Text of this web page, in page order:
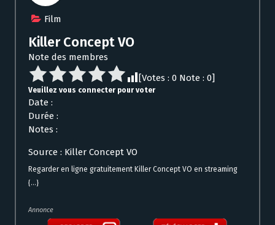
Film
Killer Concept VO
Note des membres
[Votes : 0 Note : 0]
Veuillez vous connecter pour voter
Date :
Durée :
Notes :
Source : Killer Concept VO
Regarder en ligne gratuitement Killer Concept VO en streaming
{...}
Annonce